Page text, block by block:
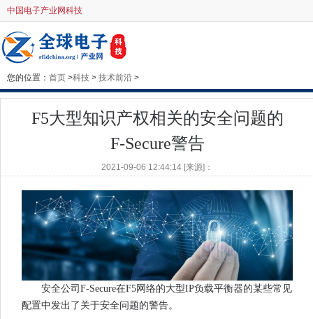
中国电子产业网科技
您的位置： 首页 >科技 > 技术前沿 >
F5大型知识产权相关的安全问题的
F-Secure警告
2021-09-06 12:44:14 [来源]：
安全公司F-Secure在F5网络的大型IP负载平衡器的某些常见
配置中发出了关于安全问题的警告。